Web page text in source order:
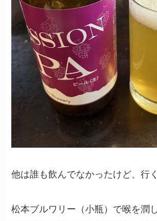
他は誰も飲んでなかったけど、行
松本ブルワリー（小瓶）で喉を潤